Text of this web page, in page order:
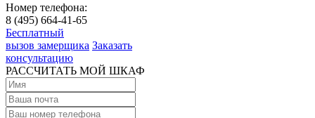
Номер телефона:
8 (495) 664-41-65
Бесплатный
вызов замерщика Заказать
консультацию
РАССЧИТАТЬ МОЙ ШКАФ